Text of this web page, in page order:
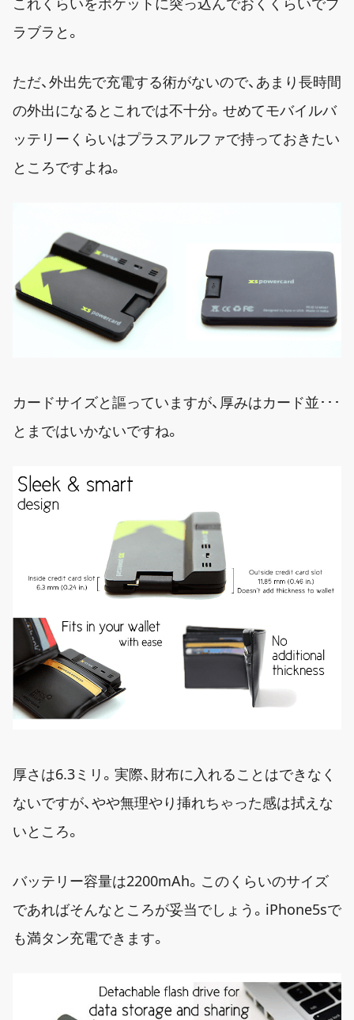
ラブラと。
ただ、外出先で充電する術がないので、あまり長時間
の外出になるとこれでは不十分。せめてモバイルバ
ッテリーくらいはプラスアルファで持っておきたい
ところですよね。
カードサイズと謳っていますが、厚みはカード並･･･
とまではいかないですね。
厚さは6.3ミリ。実際、財布に入れることはできなく
ないですが、やや無理やり挿れちゃった感は拭えな
いところ。
バッテリー容量は2200mAh。このくらいのサイズ
であればそんなところが妥当でしょう。iPhone5sで
も満タン充電できます。